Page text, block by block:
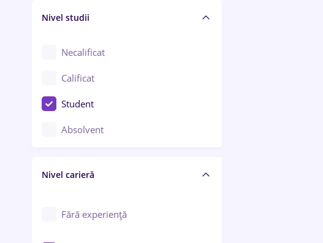
Cercetare - dezvoltare
Chimie / Biochimie
Confecții / Design vestimentar
Construcții / Instalații
Controlul calității
Educație / Training / Arte
Nivel studii
Necalificat
Calificat
Student
Absolvent
Nivel carieră
Fără experiență